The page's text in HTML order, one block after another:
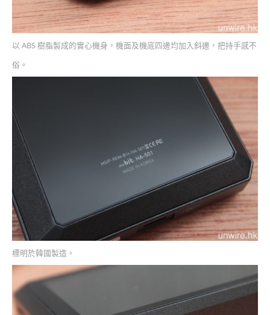
以 ABS 樹脂製成的實心機身，機面及機底四邊均加入斜邊，把持手感不
俗。
標明於韓國製造。